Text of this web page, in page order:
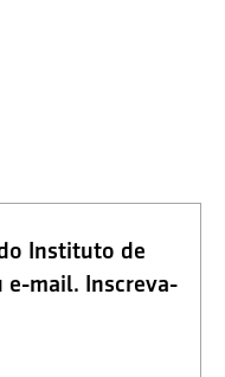
Instituto de
e-mail. Inscreva-